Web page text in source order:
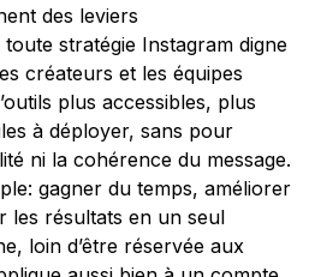
des leviers
stratégie Instagram digne
créateurs et les équipes
plus accessibles, plus
à déployer, sans pour
ni la cohérence du message.
gagner du temps, améliorer
les résultats en un seul
loin d’être réservée aux